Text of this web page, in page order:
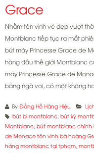
Grace
Nhằm tôn vinh vẻ đẹp vượt
Montblanc tiếp tục ra mắt
bút máy Princesse Grace de
hàng đầu thế giới Montblanc
máy Princesse Grace de
bằng ngà voi, có một không
By Đồng Hồ Hàng Hiệu
bút bi montblanc, bút ký
Montblanc, bút montblanc chính
de Monaco tôn vinh bà hoàng
hàng montblanc tại tphcm,